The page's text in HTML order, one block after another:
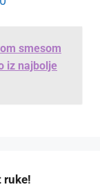
smesom
iz najbolje
ruke!